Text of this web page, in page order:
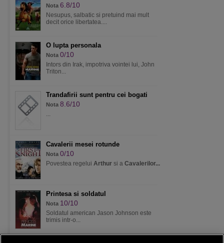
Nota 6.8/10
Nesupus, salbatic si pretuind mai mult
decit orice libertatea....
O lupta personala
Nota 0/10
Intors din Irak, impotriva vointei lui, John
Triton...
Trandafirii sunt pentru cei bogati
Nota 8.6/10
...
Cavalerii mesei rotunde
Nota 0/10
Povestea regelui Arthur si a Cavalerilor...
Printesa si soldatul
Nota 10/10
Soldatul american Jason Johnson este
trimis intr-o...